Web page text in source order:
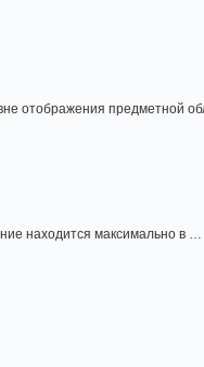
отображения предметной
находится максимально в …